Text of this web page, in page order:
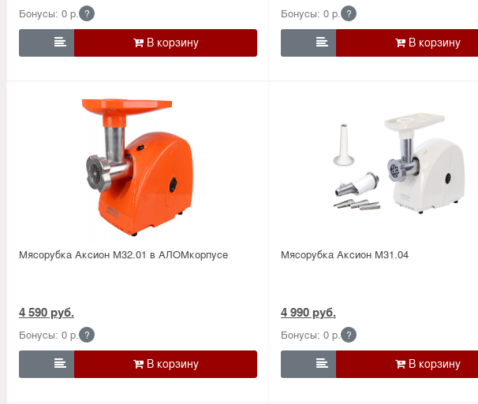
Бонусы: 0 р. ?

Бонусы: 0 р. ?

Мясорубка Аксион М32.01 в АЛОМкорпусе
4 590 руб.
Бонусы: 0 р. ?

Мясорубка Аксион М31.04
4 990 руб.
Бонусы: 0 р. ?
